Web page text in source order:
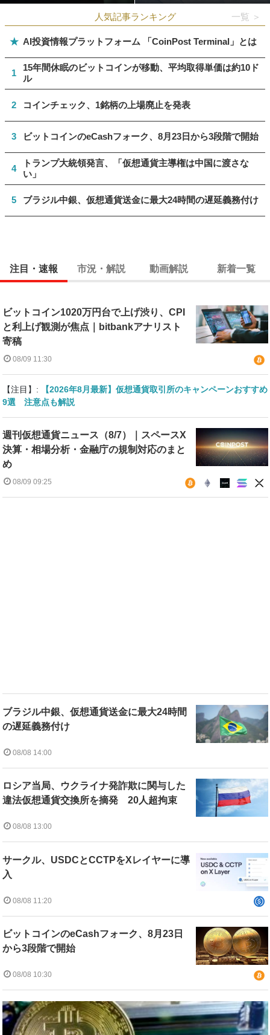
人気記事ランキング 一覧 ＞
★ AI投資情報プラットフォーム 「CoinPost Terminal」とは
1
15年間休眠のビットコインが移動、平均取得単価は約10ド
ル
2 コインチェック、1銘柄の上場廃止を発表
3 ビットコインのeCashフォーク、8月23日から3段階で開始
4
トランプ大統領発言、「仮想通貨主導権は中国に渡さな
い」
5 ブラジル中銀、仮想通貨送金に最大24時間の遅延義務付け
注目・速報 市況・解説 動画解説 新着一覧
ビットコイン1020万円台で上げ渋り、CPI
と利上げ観測が焦点｜bitbankアナリスト
寄稿
08/09 11:30
【注目】:
【2026年8月最新】仮想通貨取引所のキャンペーンおすすめ
9選 注意点も解説
週刊仮想通貨ニュース（8/7）｜スペースX
決算・相場分析・金融庁の規制対応のまと
め
08/09 09:25
ブラジル中銀、仮想通貨送金に最大24時間
の遅延義務付け
08/08 14:00
ロシア当局、ウクライナ発詐欺に関与した
違法仮想通貨交換所を摘発 20人超拘束
08/08 13:00
サークル、USDCとCCTPをXレイヤーに導
入
08/08 11:20
ビットコインのeCashフォーク、8月23日
から3段階で開始
08/08 10:30